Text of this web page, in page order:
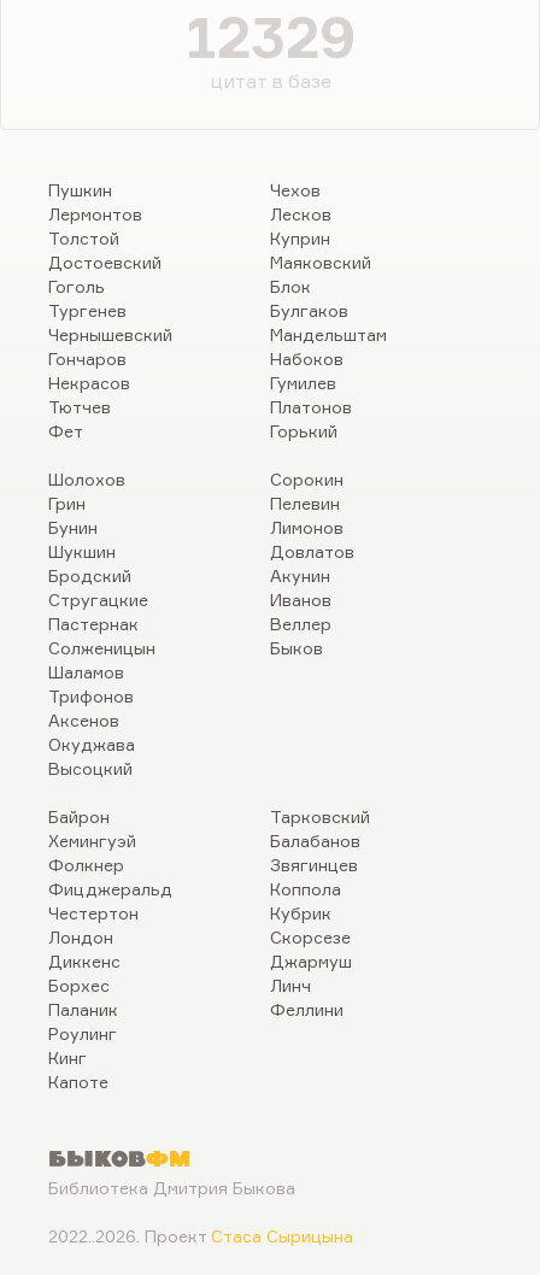
12329
цитат в базе
Пушкин
Лермонтов
Толстой
Достоевский
Гоголь
Тургенев
Чернышевский
Гончаров
Некрасов
Тютчев
Фет
Чехов
Лесков
Куприн
Маяковский
Блок
Булгаков
Мандельштам
Набоков
Гумилев
Платонов
Горький
Шолохов
Грин
Бунин
Шукшин
Бродский
Стругацкие
Пастернак
Солженицын
Шаламов
Трифонов
Аксенов
Окуджава
Высоцкий
Сорокин
Пелевин
Лимонов
Довлатов
Акунин
Иванов
Веллер
Быков
Байрон
Хемингуэй
Фолкнер
Фицджеральд
Честертон
Лондон
Диккенс
Борхес
Паланик
Роулинг
Кинг
Капоте
Тарковский
Балабанов
Звягинцев
Коппола
Кубрик
Скорсезе
Джармуш
Линч
Феллини
БыковФМ
Библиотека Дмитрия Быкова
2022..2026. Проект Стаса Сырицына